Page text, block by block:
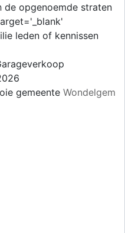
de opgenoemde straten
leden of kennissen
gemeente Wondelgem